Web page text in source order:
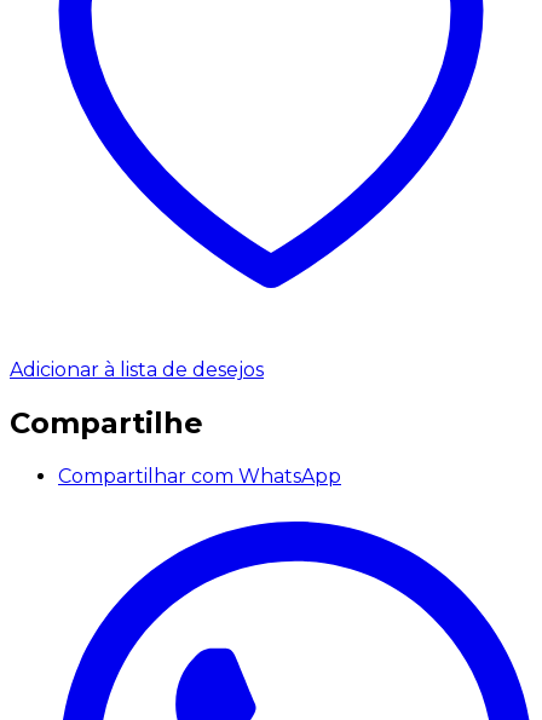
Adicionar à lista de desejos
Compartilhe
Compartilhar com WhatsApp